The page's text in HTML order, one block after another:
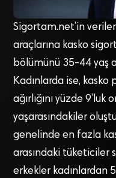
Sigortam.net’in
araçlarına kasko
bölümünü 35-44 yaş
Kadınlarda ise, kasko
ağırlığını yüzde
yaşarasındakiler
genelinde en fazla
arasındaki tüketiciler
erkekler kadınlardan